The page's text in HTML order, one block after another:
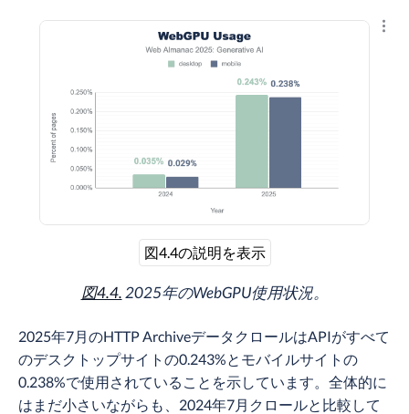
結
図4.4の説明を表示
図4.4. 2025年のWebGPU使用状況。
2025年7月のHTTP ArchiveデータクロールはAPIがすべて
のデスクトップサイトの0.243%とモバイルサイトの
0.238%で使用されていることを示しています。全体的に
はまだ小さいながらも、2024年7月クロールと比較して